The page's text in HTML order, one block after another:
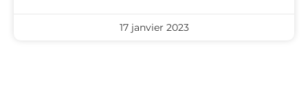
17 janvier 2023